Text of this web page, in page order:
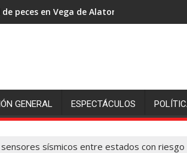
peces en Vega de Alatorre: pescadores
GENERAL ESPECTÁCULOS
sísmicos entre estados con riesgo